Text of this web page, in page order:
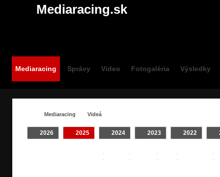
Mediaracing.sk
Mediaracing Správy Video Fotogaléria Výsledky
Mediaracing Videá
2026 2025 2024 2023 2022